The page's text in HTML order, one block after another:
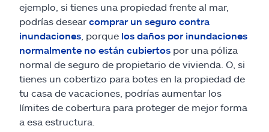
ejemplo, si tienes una propiedad frente al mar,
podrías desear comprar un seguro contra
inundaciones , porque los daños por inundaciones
normalmente no están cubiertos por una póliza
normal de seguro de propietario de vivienda. O, si
tienes un cobertizo para botes en la propiedad de
tu casa de vacaciones, podrías aumentar los
límites de cobertura para proteger de mejor forma
a esa estructura.